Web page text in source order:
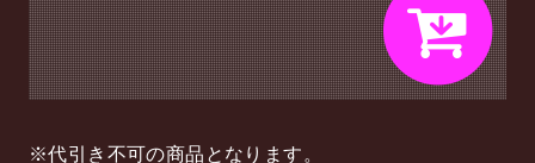
※代引き不可の商品となります。